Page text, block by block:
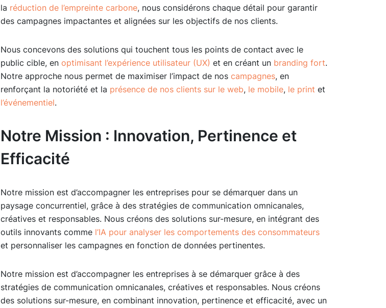
la réduction de l’empreinte carbone, nous considérons chaque détail pour garantir
des campagnes impactantes et alignées sur les objectifs de nos clients.
Nous concevons des solutions qui touchent tous les points de contact avec le
public cible, en optimisant l’expérience utilisateur (UX) et en créant un branding fort.
Notre approche nous permet de maximiser l’impact de nos campagnes, en
renforçant la notoriété et la présence de nos clients sur le web, le mobile, le print et
l’événementiel.
Notre Mission : Innovation, Pertinence et
Efficacité
Notre mission est d’accompagner les entreprises pour se démarquer dans un
paysage concurrentiel, grâce à des stratégies de communication omnicanales,
créatives et responsables. Nous créons des solutions sur-mesure, en intégrant des
outils innovants comme l’IA pour analyser les comportements des consommateurs
et personnaliser les campagnes en fonction de données pertinentes.
Notre mission est d’accompagner les entreprises à se démarquer grâce à des
stratégies de communication omnicanales, créatives et responsables. Nous créons
des solutions sur-mesure, en combinant innovation, pertinence et efficacité, avec un